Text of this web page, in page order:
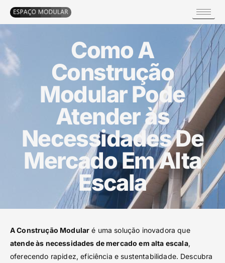
Como A
Construção
Modular Pode
Atender às
Necessidades De
Mercado Em Alta
Escala
A Construção Modular é uma solução inovadora que
atende às necessidades de mercado em alta escala,
oferecendo rapidez, eficiência e sustentabilidade. Descubra